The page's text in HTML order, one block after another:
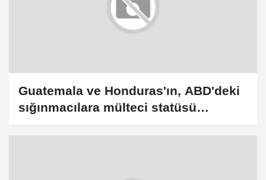
Guatemala ve Honduras'ın, ABD'deki
sığınmacılara mülteci statüsü
vereceği iddia edildi